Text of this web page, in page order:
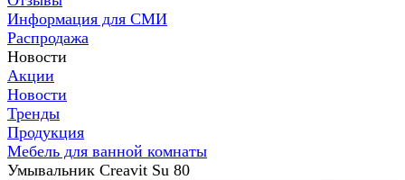
Информация для СМИ
Распродажа
Новости
Акции
Новости
Тренды
Продукция
Мебель для ванной комнаты
Умывальник Creavit Su 80